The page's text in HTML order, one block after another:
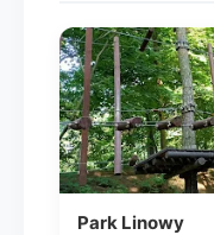
Park Linowy